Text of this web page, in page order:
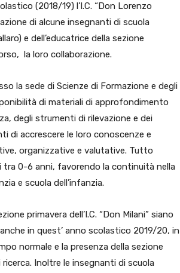
(2018/19) l’I.C. “Don Lorenzo
di alcune insegnanti di scuola
e dell’educatrice della sezione
la loro collaborazione.
la sede di Scienze di Formazione e degli
di materiali di approfondimento
degli strumenti di rilevazione e dei
di accrescere le loro conoscenze e
organizzative e valutative. Tutto
tra 0-6 anni, favorendo la continuità nella
e scuola dell’infanzia.
primavera dell’I.C. “Don Milani” siano
in quest’ anno scolastico 2019/20, in
normale e la presenza della sezione
Inoltre le insegnanti di scuola